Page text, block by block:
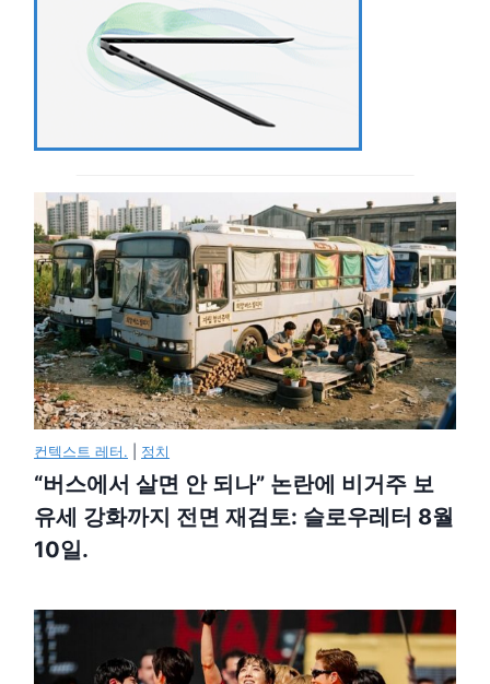
컨텍스트 레터. 정치
“버스에서 살면 안 되나” 논란에 비거주 보
유세 강화까지 전면 재검토: 슬로우레터 8월
10일.